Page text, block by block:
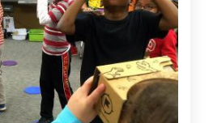
um als Impulsgeber
der deutschen Agenda
und trieb
sexuelle Gewalt in